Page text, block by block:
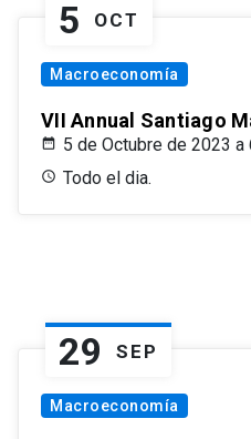
5 OCT
Macroeconomía
VII Annual Santiago
5 de Octubre de 2023
Todo el dia.
29 SEP
Macroeconomía